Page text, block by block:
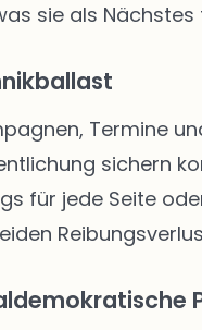
sie als Nächstes
Termine
sichern
für jede Seite